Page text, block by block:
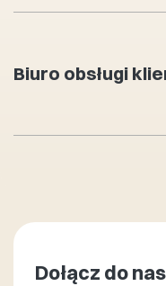
Biuro obsługi
Dołącz do